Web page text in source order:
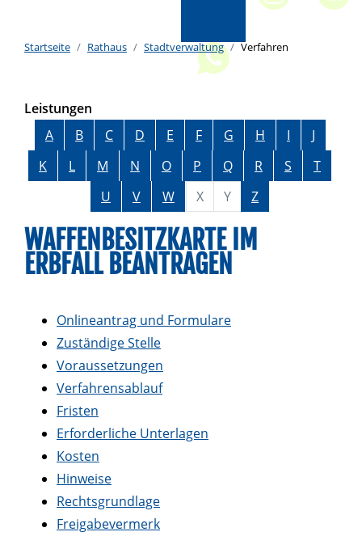
Startseite Rathaus Stadtverwaltung Verfahren
Leistungen
Alphabetisches Register überspringen
A B C D E F G H I
J
K
L M N O P Q R S
T
U
V W X Y Z
WAFFENBESITZKARTE IM
ERBFALL BEANTRAGEN
Onlineantrag und Formulare
Zuständige Stelle
Voraussetzungen
Verfahrensablauf
Fristen
Erforderliche Unterlagen
Kosten
Hinweise
Rechtsgrundlage
Freigabevermerk